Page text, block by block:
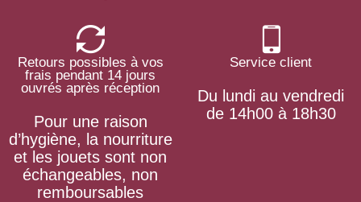
Retours possibles à vos
frais pendant 14 jours
ouvrés après réception
Pour une raison
d’hygiène, la nourriture
et les jouets sont non
échangeables, non
remboursables
Service client
Du lundi au vendredi
de 14h00 à 18h30